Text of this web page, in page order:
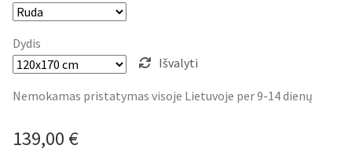
Dydis
Išvalyti
Nemokamas pristatymas visoje Lietuvoje per 9-14 dienų
139,00 €